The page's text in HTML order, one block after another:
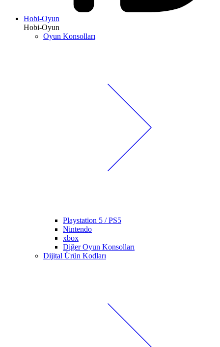
Hobi-Oyun
Hobi-Oyun
Oyun Konsolları
Playstation 5 / PS5
Nintendo
xbox
Diğer Oyun Konsolları
Dijital Ürün Kodları